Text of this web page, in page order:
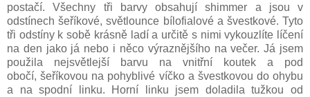
postačí. Všechny tři barvy obsahují shimmer a jsou v
odstínech šeříkové, světlounce bílofialové a švestkové. Tyto
tři odstíny k sobě krásně ladí a určitě s nimi vykouzlíte líčení
na den jako já nebo i něco výraznějšího na večer. Já jsem
použila nejsvětlejší barvu na vnitřní koutek a pod
obočí, šeříkovou na pohyblivé víčko a švestkovou do ohybu
a na spodní linku. Horní linku jsem doladila tužkou od